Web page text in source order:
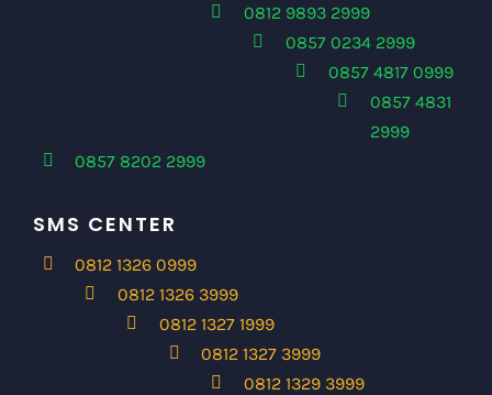
0812 9893 2999
0857 0234 2999
0857 4817 0999
0857 4831
2999
0857 8202 2999
SMS CENTER
0812 1326 0999
0812 1326 3999
0812 1327 1999
0812 1327 3999
0812 1329 3999